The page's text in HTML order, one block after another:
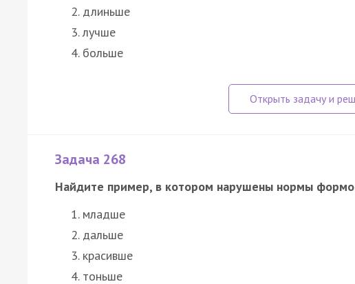
длиньше
лучше
больше
Задача 268
Найдите пример, в котором нарушены нормы
младше
дальше
красивше
тоньше